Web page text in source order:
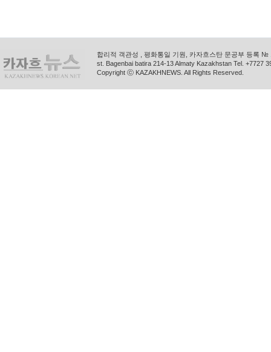
합리적 객관성 , 평화통일 기원, 카자흐스탄 문공부 등록
st. Bagenbai batira 214-13 Almaty Kazakhstan Tel. +7727
Copyright ⓒ KAZAKHNEWS. All Rights Reserved.